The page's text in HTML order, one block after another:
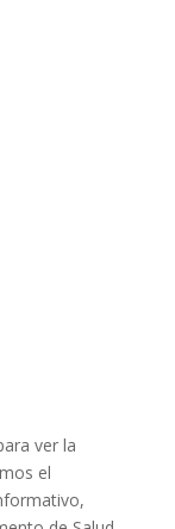
ver la
el